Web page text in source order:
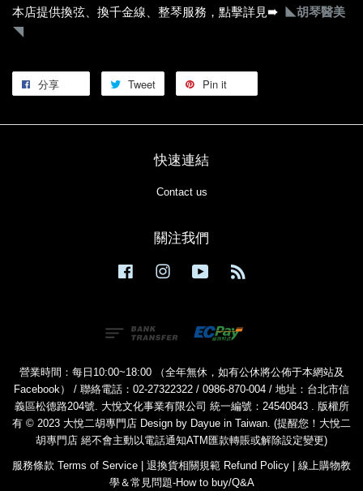
本店提供換弦、換千金線、整琴服務，點擊詳見➠ ◣胡琴醫美
◥
分享 Tweet Pin it
快速連結
Contact us
關注我們
Facebook Instagram YouTube
營業時間：每日10:00~18:00 （全年無休，如有公休將公佈于本網站及
Facebook） / 聯絡電話：02-27322322 / 0986-870-004 / 地址：台北市信
義區松德路204號. 大悅文化事業有限公司 統一編號：24540843 . 版權所
有 © 2023 大悅二胡專門店 Design by Dayue in Taiwan. (提醒您！大悅二
胡專門店 絕不會主動以電話通知ATM匯款轉賬或解除設定變更)
服務條款 Terms of Service 退換貨相關規範 Refund Policy
線上購物教
學＆常見問題-How to buy/Q&A